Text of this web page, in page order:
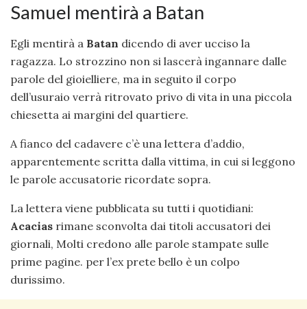
Samuel mentirà a Batan
Egli mentirà a Batan dicendo di aver ucciso la
ragazza. Lo strozzino non si lascerà ingannare dalle
parole del gioielliere, ma in seguito il corpo
dell’usuraio verrà ritrovato privo di vita in una piccola
chiesetta ai margini del quartiere.
A fianco del cadavere c’è una lettera d’addio,
apparentemente scritta dalla vittima, in cui si leggono
le parole accusatorie ricordate sopra.
La lettera viene pubblicata su tutti i quotidiani:
Acacias rimane sconvolta dai titoli accusatori dei
giornali, Molti credono alle parole stampate sulle
prime pagine. per l’ex prete bello è un colpo
durissimo.